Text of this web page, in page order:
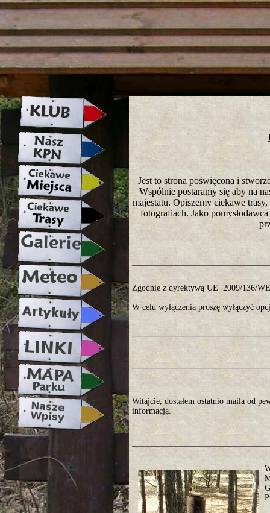
strona w naprawie zapraszamy
Jest to strona poświęcona i
Wspólnie postaramy się aby na
majestatu. Opiszemy ciekawe
fotografiach. Jako
Zgodnie z dyrektywą UE 2009/136/
W celu wyłączenia proszę wyłączyć
Witajcie, dostałem ostatnio maila od
informacją.